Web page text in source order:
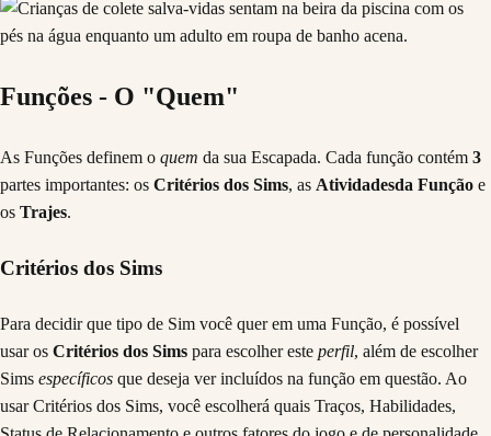
Funções - O "Quem"
As Funções definem o quem da sua Escapada. Cada função contém 3
partes importantes: os Critérios dos Sims, as Atividadesda Função e
os Trajes.
Critérios dos Sims
Para decidir que tipo de Sim você quer em uma Função, é possível
usar os Critérios dos Sims para escolher este perfil, além de escolher
Sims específicos que deseja ver incluídos na função em questão. Ao
usar Critérios dos Sims, você escolherá quais Traços, Habilidades,